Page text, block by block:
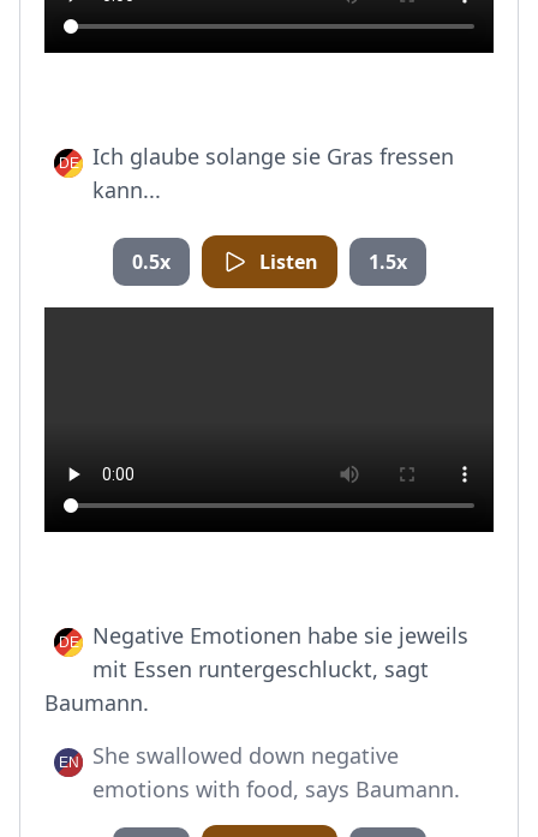
Ich glaube solange sie Gras fressen
kann...
0.5x Listen 1.5x
Negative Emotionen habe sie jeweils
mit Essen runtergeschluckt, sagt
Baumann.
She swallowed down negative
emotions with food, says Baumann.